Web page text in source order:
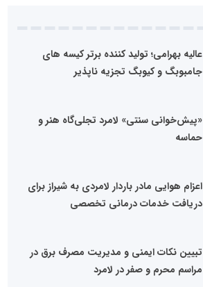
عالیه بهرامی؛ تولید کننده برتر کیسه های
جامبوبگ و کیوبگ تجزیه ناپذیر
«پیش‌خوانی سنتی» لامرد تجلی‌گاه هنر و
حماسه
اعزام هوایی مادر باردار لامردی به شیراز برای
دریافت خدمات درمانی تخصصی
تبیین نکات ایمنی و مدیریت مصرف برق در
مراسم محرم و صفر در لامرد